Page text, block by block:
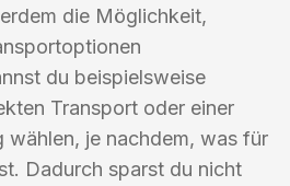
die Möglichkeit,
du beispielsweise
Transport oder einer
wählen, je nachdem, was für
Dadurch sparst du nicht